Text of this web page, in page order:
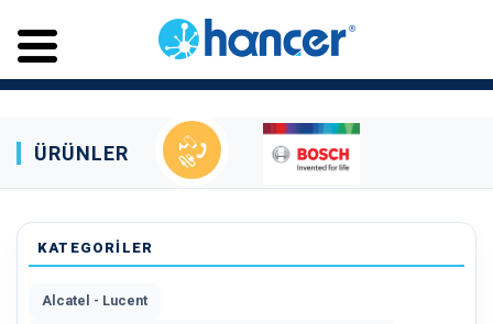
ÜRÜNLER
KATEGORİLER
Alcatel - Lucent